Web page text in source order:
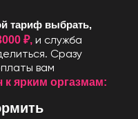
тариф выбрать,
₽, и служба
Сразу
вам
к ярким оргазмам: